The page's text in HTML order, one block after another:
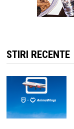
STIRI RECENTE